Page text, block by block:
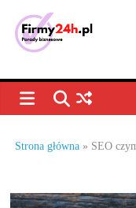
contentPorady
dla
firm
Strona główna » SEO